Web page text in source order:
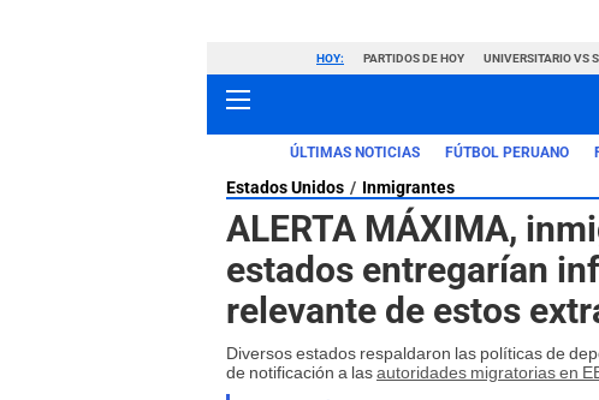
HOY: PARTIDOS DE HOY UNIVERSITARIO VS
ÚLTIMAS NOTICIAS FÚTBOL PERUANO
Estados Unidos Inmigrantes
ALERTA MÁXIMA,
estados entregarían
relevante de estos
Diversos estados respaldaron las políticas de
de notificación a lasautoridades migratorias en